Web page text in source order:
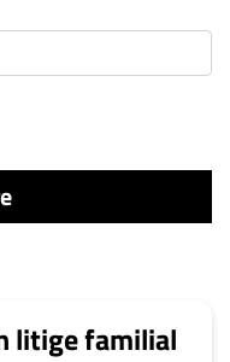
litige familial